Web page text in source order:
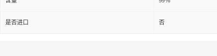
是否进口 否